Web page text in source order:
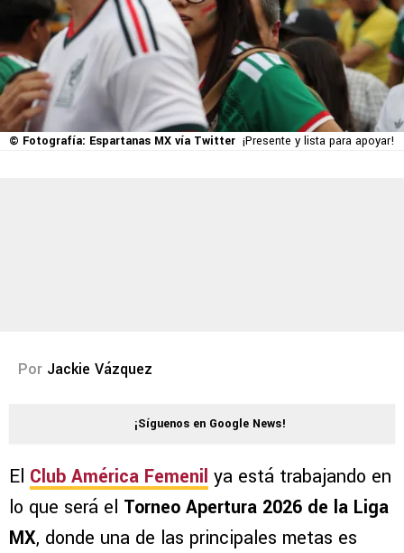
© Fotografía: Espartanas MX vía Twitter ¡Presente y lista para apoyar!
Por Jackie Vázquez
¡Síguenos en Google News!
El Club América Femenil ya está trabajando en
lo que será el Torneo Apertura 2026 de la Liga
MX, donde una de las principales metas es